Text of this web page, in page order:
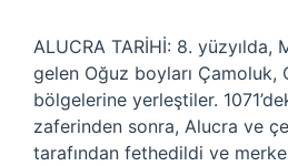
ALUCRA TARİHİ: 8. yüzyılda,
gelen Oğuz boyları Çamoluk,
bölgelerine yerleştiler.
zaferinden sonra, Alucra ve
tarafından fethedildi ve